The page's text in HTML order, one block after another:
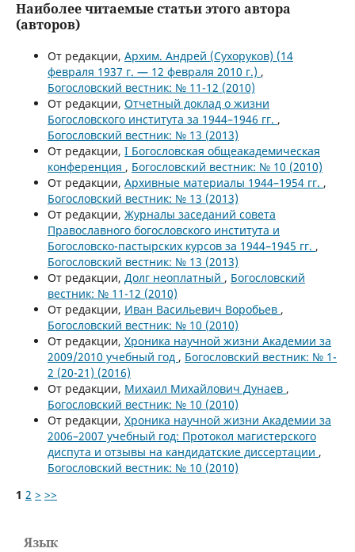
Наиболее читаемые статьи этого автора
(авторов)
От редакции, Архим. Андрей (Сухоруков) (14
февраля 1937 г. — 12 февраля 2010 г.) ,
Богословский вестник: № 11-12 (2010)
От редакции, Отчетный доклад о жизни
Богословского института за 1944–1946 гг. ,
Богословский вестник: № 13 (2013)
От редакции, I Богословская общеакадемическая
конференция , Богословский вестник: № 10 (2010)
От редакции, Архивные материалы 1944–1954 гг. ,
Богословский вестник: № 13 (2013)
От редакции, Журналы заседаний совета
Православного богословского института и
Богословско-пастырских курсов за 1944–1945 гг. ,
Богословский вестник: № 13 (2013)
От редакции, Долг неоплатный , Богословский
вестник: № 11-12 (2010)
От редакции, Иван Васильевич Воробьев ,
Богословский вестник: № 10 (2010)
От редакции, Хроника научной жизни Академии за
2009/2010 учебный год , Богословский вестник: № 1-
2 (20-21) (2016)
От редакции, Михаил Михайлович Дунаев ,
Богословский вестник: № 10 (2010)
От редакции, Хроника научной жизни Академии за
2006–2007 учебный год: Протокол магистерского
диспута и отзывы на кандидатские диссертации ,
Богословский вестник: № 10 (2010)
1 2 > >>
Язык